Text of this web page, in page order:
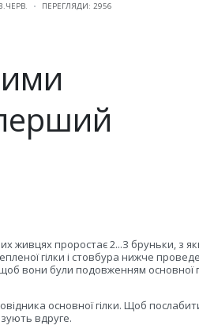
ПЕРЕГЛЯДИ: 2956
живцях проростає 2...З бруньки, з
гілки і стовбура нижче
вони були подовженням основної
основної гілки. Щоб
вдруге.